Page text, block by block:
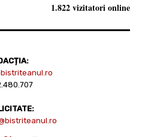
1.822 vizitatori online